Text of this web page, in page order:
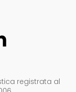
registrata al